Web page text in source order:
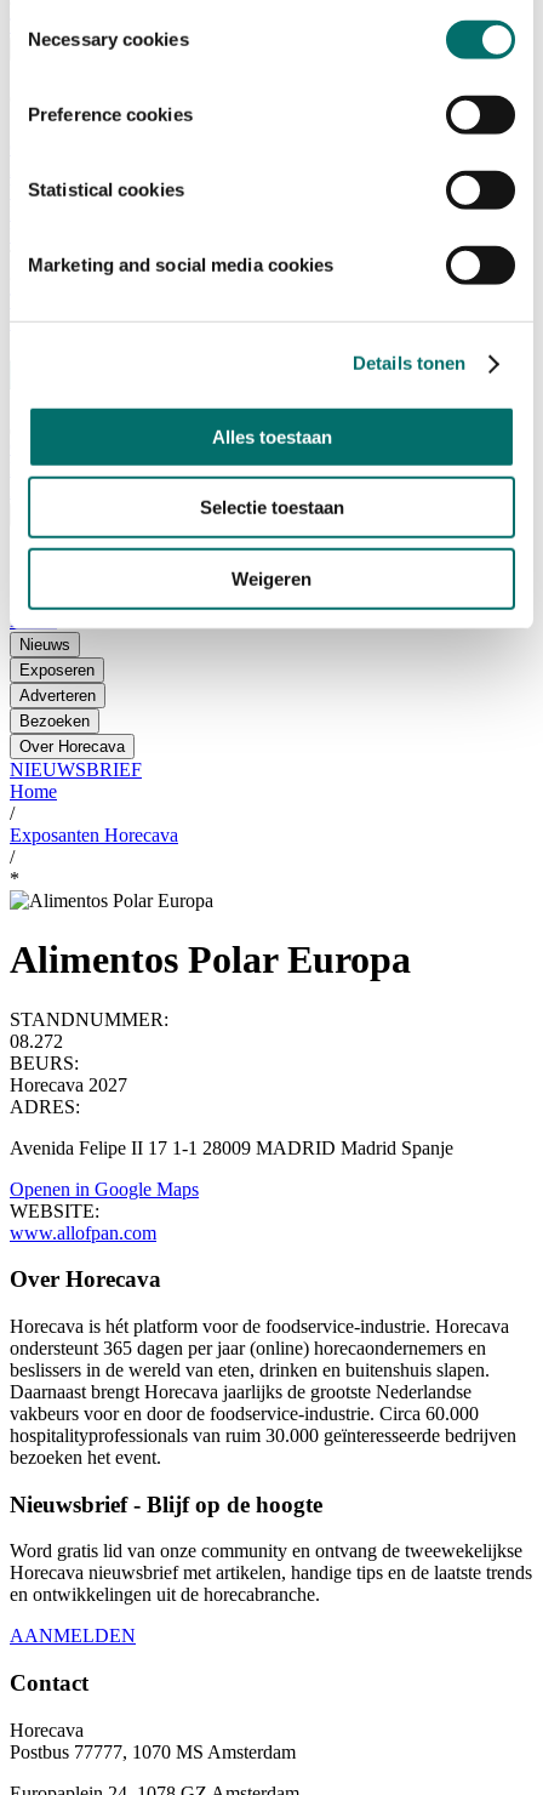
Necessary cookies
Preference cookies
Statistical cookies
Marketing and social media cookies
Details tonen
Alles toestaan
Selectie toestaan
Weigeren
Over Horecava
Waarom Horecava
Ticket kopen voor Horecava
NIEUWSBRIEF
Perskamer
English
Home
Nieuws
Exposeren
Adverteren
Bezoeken
Over Horecava
NIEUWSBRIEF
Home
/
Exposanten Horecava
/
*
Alimentos Polar Europa
STANDNUMMER:
08.272
BEURS:
Horecava 2027
ADRES:
Avenida Felipe II 17 1-1 28009 MADRID Madrid Spanje
Openen in Google Maps
WEBSITE:
www.allofpan.com
Over Horecava
Horecava is hét platform voor de foodservice-industrie. Horecava
ondersteunt 365 dagen per jaar (online) horecaondernemers en
beslissers in de wereld van eten, drinken en buitenshuis slapen.
Daarnaast brengt Horecava jaarlijks de grootste Nederlandse
vakbeurs voor en door de foodservice-industrie. Circa 60.000
hospitalityprofessionals van ruim 30.000 geïnteresseerde bedrijven
bezoeken het event.
Nieuwsbrief - Blijf op de hoogte
Word gratis lid van onze community en ontvang de tweewekelijkse
Horecava nieuwsbrief met artikelen, handige tips en de laatste trends
en ontwikkelingen uit de horecabranche.
AANMELDEN
Contact
Horecava
Postbus 77777, 1070 MS Amsterdam